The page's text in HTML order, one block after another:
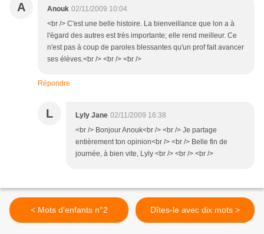
A Anouk 02/11/2009 10:04
<br /> C'est une belle histoire. La bienveillance que lon a à
l'égard des autres est très importante; elle rend meilleur. Ce
n'est pas à coup de paroles blessantes qu'un prof fait avancer
ses élèves.<br /> <br /> <br />
Répondre
L Lyly Jane 02/11/2009 16:38
<br /> Bonjour Anouk<br /> <br /> Je partage
entièrement ton opinion<br /> <br /> Belle fin de
journée, à bien vite, Lyly <br /> <br /> <br />
< Mots d'enfants n°2 Dîtes-le avec dix mots >